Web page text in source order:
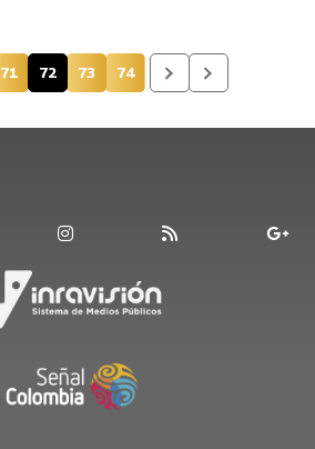
Página
71 Página actual
72 Página
73 Página
74